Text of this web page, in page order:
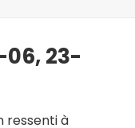
06, 23-
ressenti à